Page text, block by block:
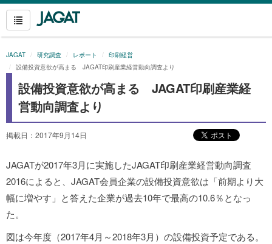
JAGAT 研究調査 レポート
印刷経営
設備投資意欲が高まる JAGAT印刷産業経営動向調査より
設備投資意欲が高まる JAGAT印刷産業経
営動向調査より
掲載日：2017年9月14日
JAGATが2017年3月に実施したJAGAT印刷産業経営動向調査
2016によると、JAGAT会員企業の設備投資意欲は「前期より大
幅に増やす」と答えた企業が過去10年で最高の10.6％となっ
た。
図は今年度（2017年4月～2018年3月）の設備投資予定である。